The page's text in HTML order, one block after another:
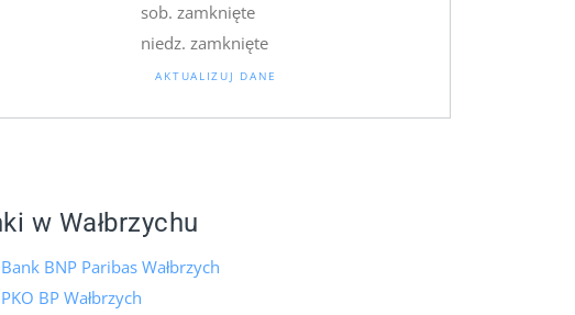
sob. zamknięte
niedz. zamknięte
AKTUALIZUJ DANE
w Wałbrzychu
Bank BNP Paribas Wałbrzych
PKO BP Wałbrzych